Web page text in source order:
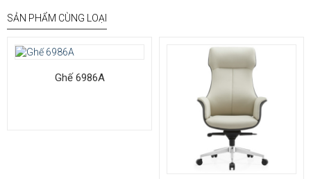
SẢN PHẨM CÙNG LOẠI
Ghế 6986A